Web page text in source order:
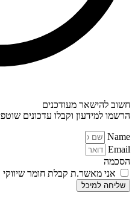
חשוב להישאר מעודכנים
הרשמו למידעון וקבלו עדכונים
Name
Email
הסכמה
אני מאשר.ת קבלת חומר שיווקי
שליחה למיכל